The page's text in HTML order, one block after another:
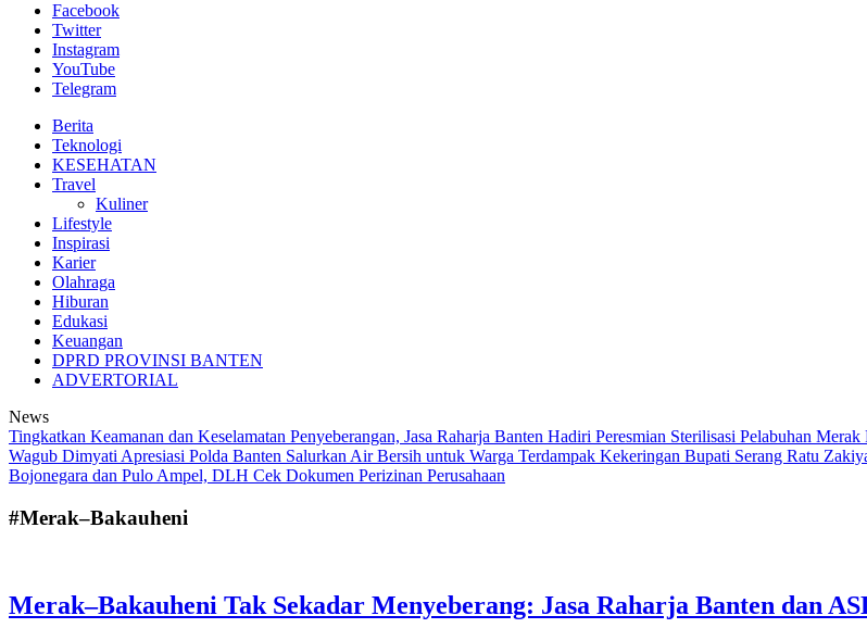
Facebook
Twitter
Instagram
YouTube
Telegram
Berita
Teknologi
KESEHATAN
Travel
Kuliner
Lifestyle
Inspirasi
Karier
Olahraga
Hiburan
Edukasi
Keuangan
DPRD PROVINSI BANTEN
ADVERTORIAL
News
Tingkatkan Keamanan dan Keselamatan Penyeberangan, Jasa Raharja Banten Hadiri Peresmian Sterilisasi Pelabuhan Merak
Wagub Dimyati Apresiasi Polda Banten Salurkan Air Bersih untuk Warga Terdampak Kekeringan Bupati Serang Ratu
Bojonegara dan Pulo Ampel, DLH Cek Dokumen Perizinan Perusahaan
#Merak–Bakauheni
Merak–Bakauheni Tak Sekadar Menyeberang: Jasa Raharja Banten dan